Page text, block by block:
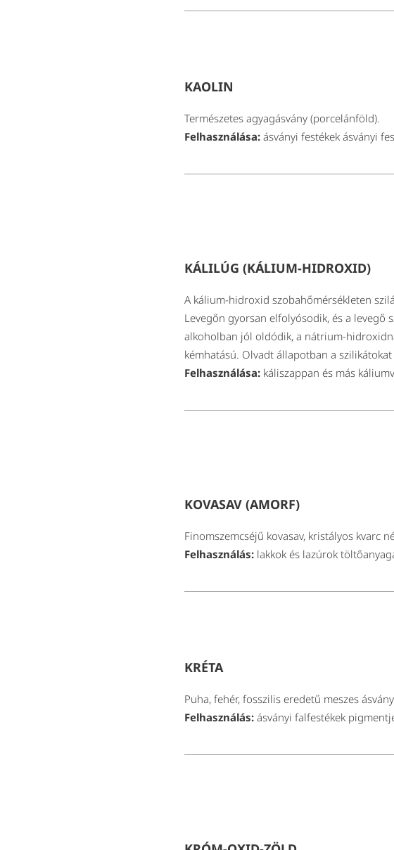
KAOLIN
Természetes agyagásvány (porcelánföld).
Felhasználása: ásványi festékek ásványi
KÁLILÚG (KÁLIUM-HIDROXID)
A kálium-hidroxid szobahőmérsékleten
Levegőn gyorsan elfolyósodik, és a
alkoholban jól oldódik, a nátrium-
kémhatású. Olvadt állapotban a
Felhasználása: káliszappan és más
KOVASAV (AMORF)
Finomszemcséjű kovasav, kristályos kvarc
Felhasználás: lakkok és lazúrok
KRÉTA
Puha, fehér, fosszilis eredetű meszes
Felhasználás: ásványi falfestékek